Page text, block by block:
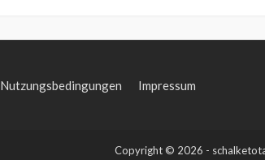
Nutzungsbedingungen Impressum
Copyright © 2026 -